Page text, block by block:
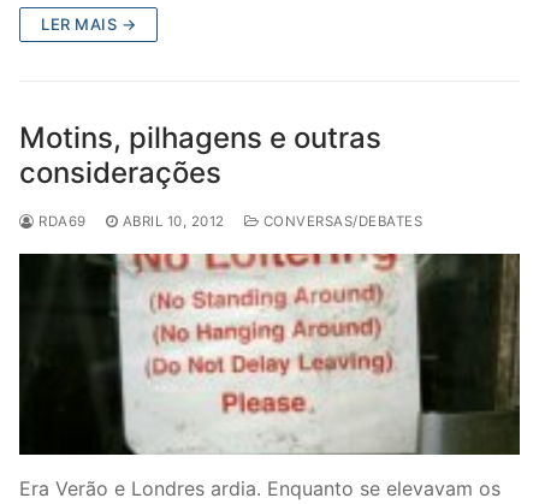
LER MAIS →
Motins, pilhagens e outras
considerações
RDA69 ABRIL 10, 2012 CONVERSAS/DEBATES
Era Verão e Londres ardia. Enquanto se elevavam os